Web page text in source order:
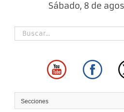
Sábado, 8 de
Secciones